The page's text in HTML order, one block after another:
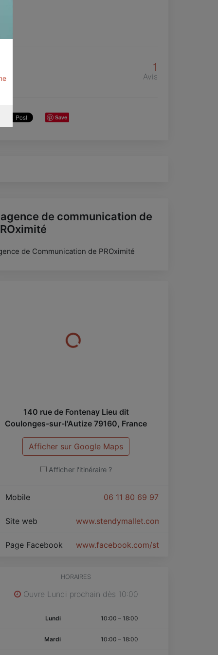
1
Avis
Save
de communication de
de Communication de PROximité
140 rue de Fontenay Lieu dit
Coulonges-sur-l'Autize 79160, France
Afficher sur Google Maps
Afficher l'itinéraire ?
06 11 80 69 97
Mobile
www.stendymallet.com
Site web
www.facebook.com/
Page Facebook
HORAIRES
Ouvre Lundi prochain dès 10:00
Lundi 10:00 – 18:00
Mardi 10:00 – 18:00